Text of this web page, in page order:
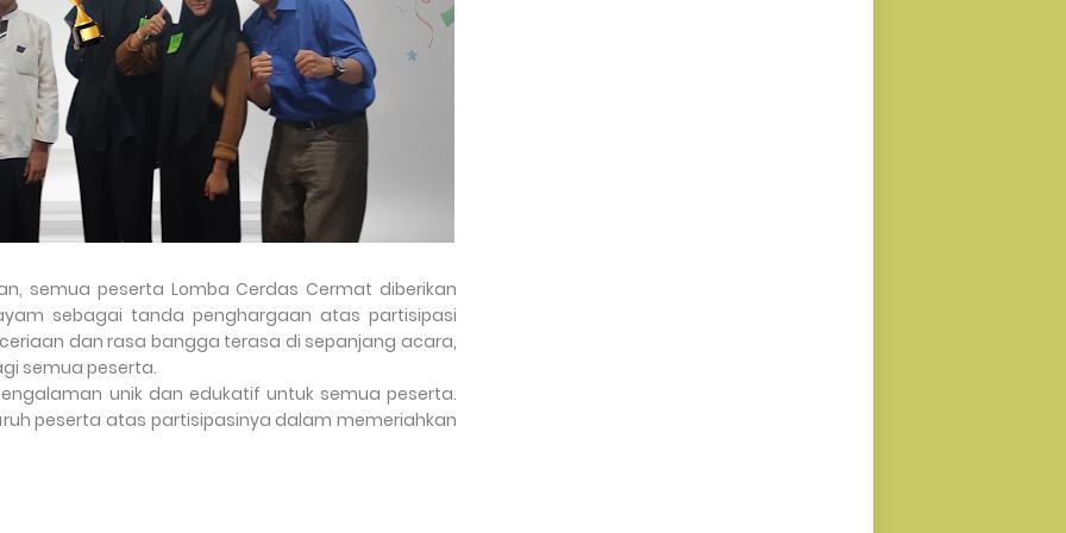
semua peserta Lomba Cerdas Cermat diberikan
sebagai tanda penghargaan atas partisipasi
dan rasa bangga terasa di sepanjang acara,
semua peserta.
unik dan edukatif untuk semua peserta.
peserta atas partisipasinya dalam memeriahkan